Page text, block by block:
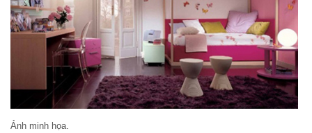
Ảnh minh họa.